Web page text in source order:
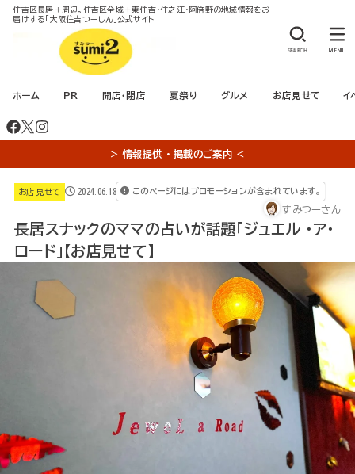
住吉区長居＋周辺。住吉区全域＋東住吉・住之江・阿倍野の地域情報をお
届けする「大阪住吉つーしん」公式サイト
ホーム PR 開店・閉店 夏祭り グルメ お店見せて イ
SEARCH MENU
＞ 情報提供 ・ 掲載のご案内 ＜
お店見せて 2024.06.18 このページにはプロモーションが含まれています。
すみつーさん
長居スナックのママの占いが話題「ジュエル ・ア・
ロード」【お店見せて】